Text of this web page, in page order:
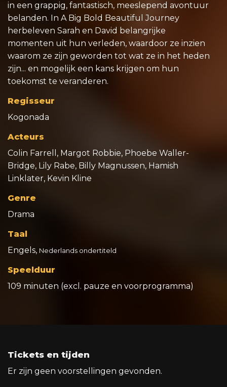
in een grappig, fantastisch, meeslepend avontuur
belanden. In A Big Bold Beautiful Journey
herbeleven Sarah en David belangrijke
momenten uit hun verleden, waardoor ze inzien
waarom ze zijn geworden tot wat ze in het heden
zijn... en mogelijk een kans krijgen om hun
toekomst te veranderen.
Regisseur
Kogonada
Acteurs
Colin Farrell, Margot Robbie, Phoebe Waller-
Bridge, Lily Rabe, Billy Magnussen, Hamish
Linklater, Kevin Kline
Genre
Drama
Taal
Engels, Nederlands ondertiteld
Speelduur
109 minuten (excl. pauze en voorprogramma)
Tickets en tijden
Er zijn geen voorstellingen gevonden.